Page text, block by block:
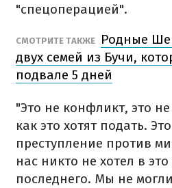
"спецоперацией".
СМОТРИТЕ ТАКЖЕ
Родные
двух семей из Бучи,
подвале 5 дней
"Это не конфликт, это
как это хотят подать.
преступление против
нас никто не хотел в
последнего. Мы не